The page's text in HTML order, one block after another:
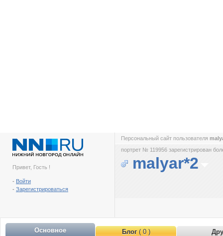
Привет, Гость !
- Войти
- Зарегистрироваться
Персональный сайт пользователя
портрет № 119956 зарегистрирован
malyar*2
Основное Блог( 0 )